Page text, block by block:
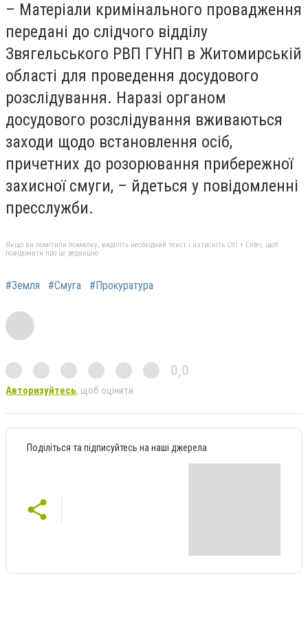
– Матеріали кримінального провадження
передані до слідчого відділу
Звягельського РВП ГУНП в Житомирській
області для проведення досудового
розслідування. Наразі органом
досудового розслідування вживаються
заходи щодо встановлення осіб,
причетних до розорювання прибережної
захисної смуги, – йдеться у повідомленні
пресслужби.
Якщо ви помітили помилку, виділіть необхідний текст і натисніть Ctrl + Enter, щоб
повідомити про це редакцію
#Земля #Смуга #Прокуратура
0,0
Авторизуйтесь, щоб оцінити
Поділіться та підписуйтесь на наші джерела